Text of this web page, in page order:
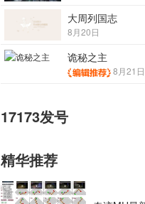
大周列国志
8月20日
诡秘之主
8月21日
17173发号
精华推荐